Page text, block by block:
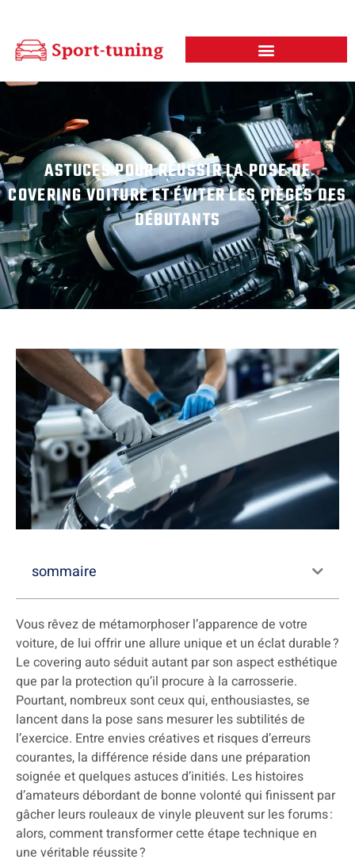
ASTUCES POUR RÉUSSIR LA POSE DE
COVERING VOITURE ET ÉVITER LES PIÈGES DES
DÉBUTANTS
sommaire
Vous rêvez de métamorphoser l’apparence de votre
voiture, de lui offrir une allure unique et un éclat durable ?
Le covering auto séduit autant par son aspect esthétique
que par la protection qu’il procure à la carrosserie.
Pourtant, nombreux sont ceux qui, enthousiastes, se
lancent dans la pose sans mesurer les subtilités de
l’exercice. Entre envies créatives et risques d’erreurs
courantes, la différence réside dans une préparation
soignée et quelques astuces d’initiés. Les histoires
d’amateurs débordant de bonne volonté qui finissent par
gâcher leurs rouleaux de vinyle pleuvent sur les forums :
alors, comment transformer cette étape technique en
une véritable réussite ?